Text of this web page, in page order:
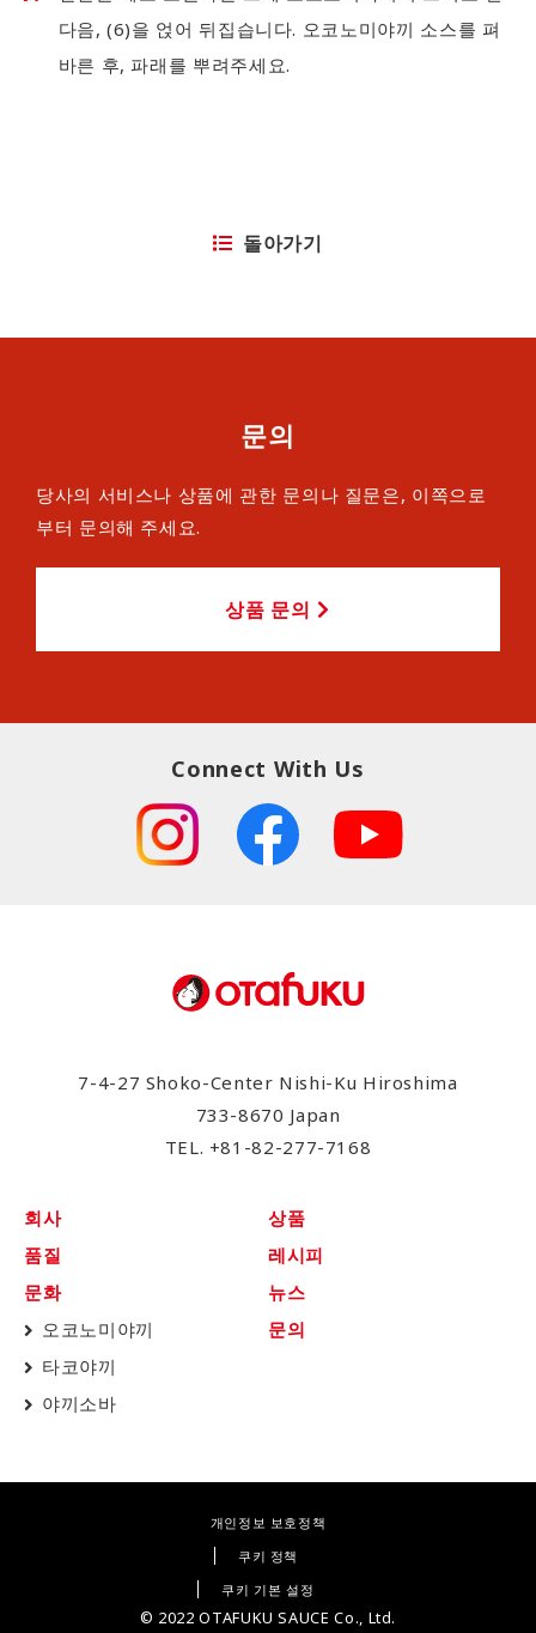
다음, (6)을 얹어 뒤집습니다. 오코노미야끼 소스를 펴
바른 후, 파래를 뿌려주세요.
돌아가기
문의
당사의 서비스나 상품에 관한 문의나 질문은, 이쪽으로
부터 문의해 주세요.
상품 문의
Connect With Us
7-4-27 Shoko-Center Nishi-Ku Hiroshima
733-8670 Japan
TEL. +81-82-277-7168
회사
품질
상품
레시피
문화
오코노미야끼
타코야끼
야끼소바
뉴스
문의
개인정보 보호정책
쿠키 정책
쿠키 기본 설정
© 2022 OTAFUKU SAUCE Co., Ltd.